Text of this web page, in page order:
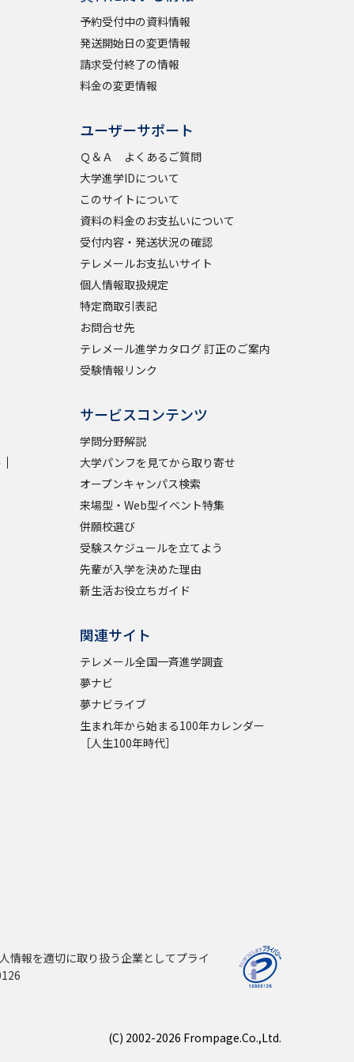
予約受付中の資料情報
発送開始日の変更情報
請求受付終了の情報
料金の変更情報
ユーザーサポート
Ｑ＆Ａ よくあるご質問
大学進学IDについて
このサイトについて
資料の料金のお支払いについて
受付内容・発送状況の確認
テレメールお支払いサイト
個人情報取扱規定
特定商取引表記
お問合せ先
テレメール進学カタログ 訂正のご案内
受験情報リンク
サービスコンテンツ
学問分野解説
大学パンフを見てから取り寄せ
オープンキャンパス検索
来場型・Web型イベント特集
併願校選び
受験スケジュールを立てよう
先輩が入学を決めた理由
新生活お役立ちガイド
関連サイト
テレメール全国一斉進学調査
夢ナビ
夢ナビライブ
生まれ年から始まる100年カレンダー
［人生100年時代］
情報を適切に取り扱う企業としてプライ
(C) 2002-2026 Frompage.Co.,Ltd.